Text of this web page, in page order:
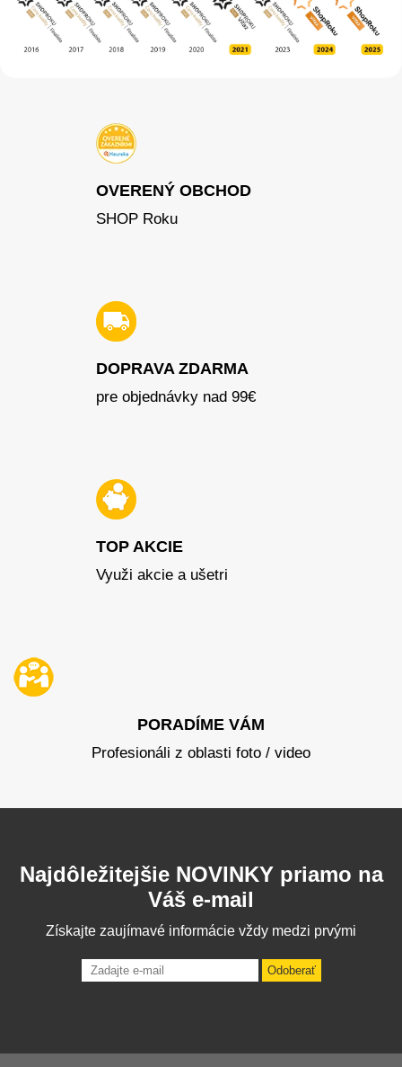
OVERENÝ OBCHOD
SHOP Roku
DOPRAVA ZDARMA
pre objednávky nad 99€
TOP AKCIE
Využi akcie a ušetri
PORADÍME VÁM
Profesionáli z oblasti foto / video
Najdôležitejšie NOVINKY priamo na
Váš e-mail
Získajte zaujímavé informácie vždy medzi prvými
Odoberať